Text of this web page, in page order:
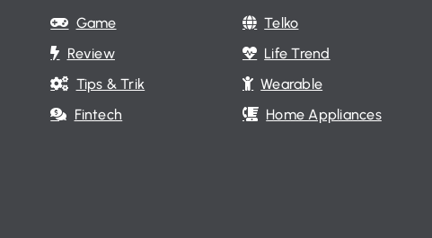
Game
Review
Tips & Trik
Fintech
Telko
Life Trend
Wearable
Home Appliances